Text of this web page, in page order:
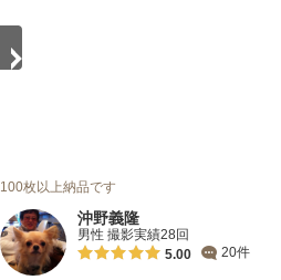
100枚以上納品です
沖野義隆
男性 撮影実績28回
5.00
20件